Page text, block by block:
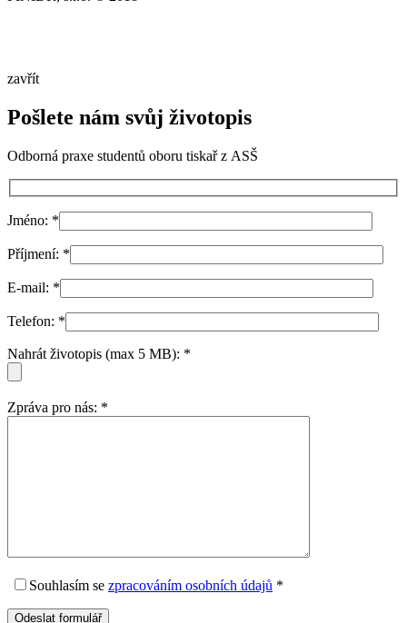
zavřít
Pošlete nám svůj životopis
Odborná praxe studentů oboru tiskař z ASŠ
Jméno: *
Příjmení: *
E-mail: *
Telefon: *
Nahrát životopis (max 5 MB): *
Zpráva pro nás: *
Souhlasím se zpracováním osobních údajů *